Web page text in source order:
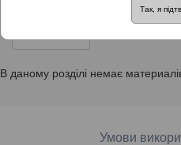
В даному розділі немає
Умови
Так, я